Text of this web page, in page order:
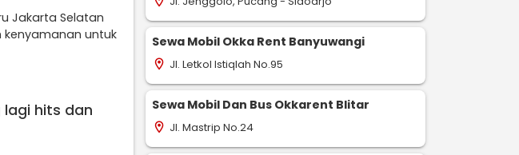
Jakarta Selatan
untuk
lagi hits dan
Sewa Mobil Okka Rent Banyuwangi
location_on Jl. Letkol Istiqlah No.95
Sewa Mobil Dan Bus Okkarent Blitar
location_on Jl. Mastrip No.24